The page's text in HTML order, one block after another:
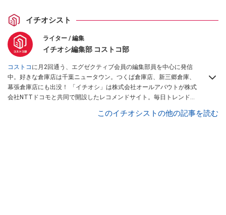
イチオシスト
ライター / 編集
イチオシ編集部 コストコ部
コストコ に月2回通う、エグゼクティブ会員の編集部員を中心に発信
中。好きな倉庫店は千葉ニュータウン。つくば倉庫店、新三郷倉庫、
幕張倉庫店にも出没！ 「イチオシ」は株式会社オールアバウトが株式
会社NTTドコモと共同で開設したレコメンドサイト。毎日トレンド情
このイチオシストの他の記事を読む